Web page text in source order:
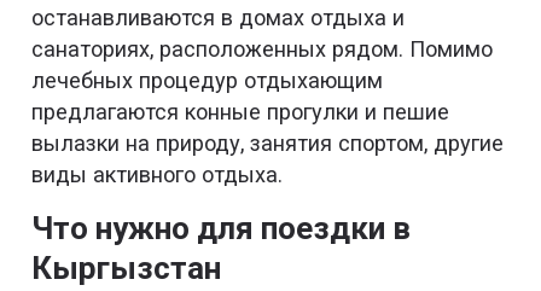
останавливаются в домах отдыха и
санаториях, расположенных рядом. Помимо
лечебных процедур отдыхающим
предлагаются конные прогулки и пешие
вылазки на природу, занятия спортом, другие
виды активного отдыха.
Что нужно для поездки в
Кыргызстан